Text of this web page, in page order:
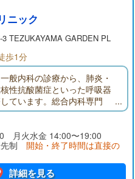
ニック
TEZUKAYAMA GARDEN PL
歩1分
般内科の診療から、肺炎・
性抗酸菌症といった呼吸器
ています。総合内科専門
寧に見極めながら、院内で
紹介まで、責任を持って対
安心して帰れる」そんなク
月火水金 14:00〜19:00
制 開始・終了時間は直接の
詳細を見る